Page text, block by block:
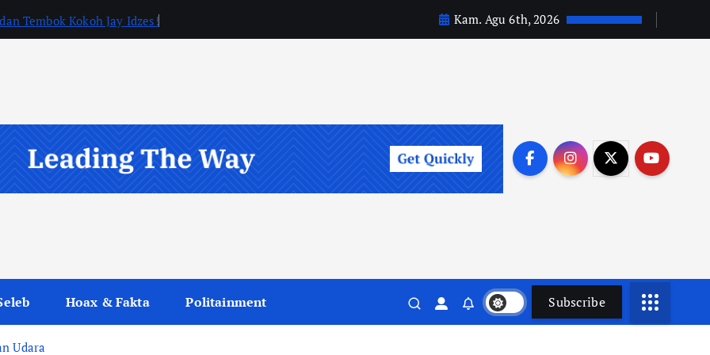
Tembok Kokoh Jay Idzes! Kam. Agu 6th, 2026
Hoax & Fakta Politainment Subscribe
Udara